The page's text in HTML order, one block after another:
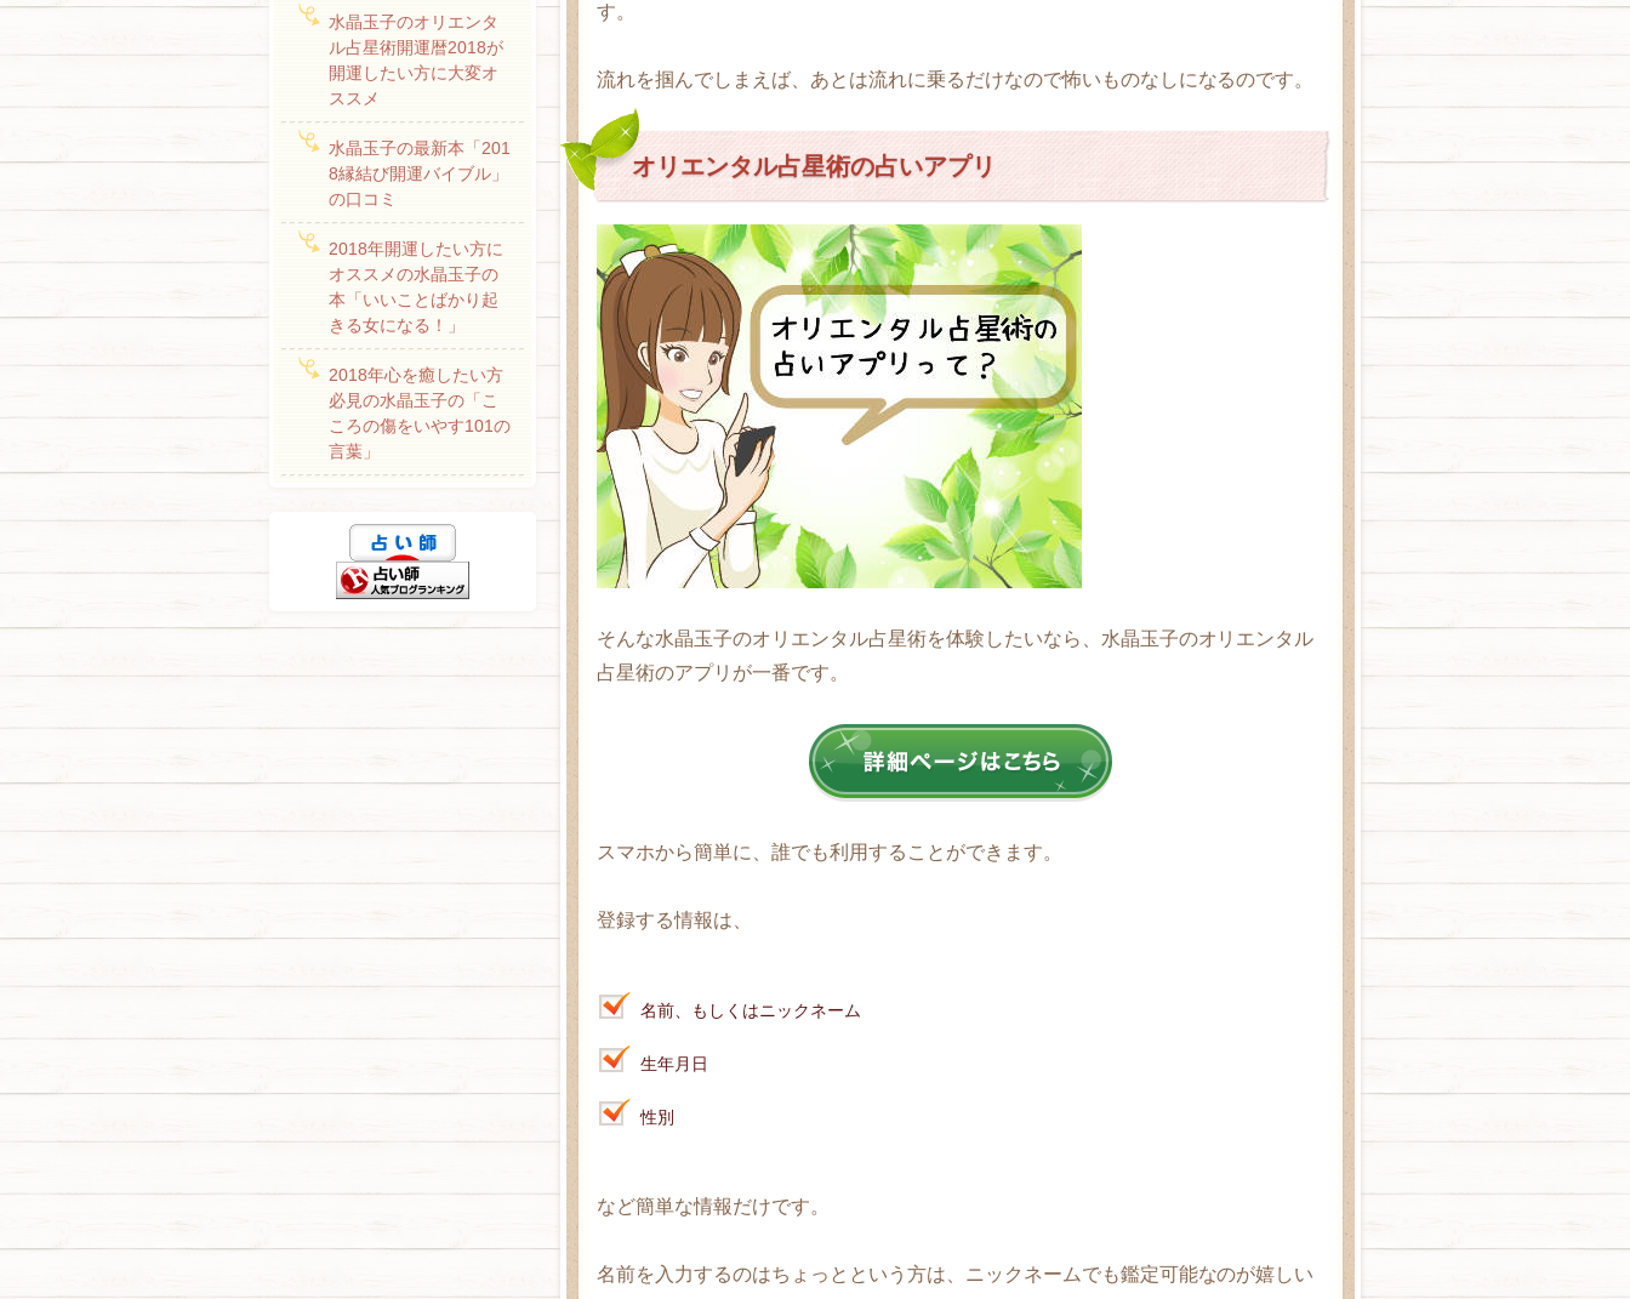
す。
流れを掴んでしまえば、あとは流れに乗るだけなので怖いものなしになるのです。
オリエンタル占星術の占いアプリ
そんな水晶玉子のオリエンタル占星術を体験したいなら、水晶玉子のオリエンタル
占星術のアプリが一番です。
スマホから簡単に、誰でも利用することができます。
登録する情報は、
名前、もしくはニックネーム
生年月日
性別
など簡単な情報だけです。
名前を入力するのはちょっとという方は、ニックネームでも鑑定可能なのが嬉しい
水晶玉子のオリエンタ
ル占星術開運暦2018が
開運したい方に大変オ
ススメ
水晶玉子の最新本「201
8縁結び開運バイブル」
の口コミ
2018年開運したい方に
オススメの水晶玉子の
本「いいことばかり起
きる女になる！」
2018年心を癒したい方
必見の水晶玉子の「こ
ころの傷をいやす101の
言葉」